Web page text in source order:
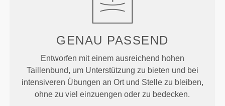
GENAU PASSEND
Entworfen mit einem ausreichend hohen
Taillenbund, um Unterstützung zu bieten und bei
intensiveren Übungen an Ort und Stelle zu bleiben,
ohne zu viel einzuengen oder zu bedecken.